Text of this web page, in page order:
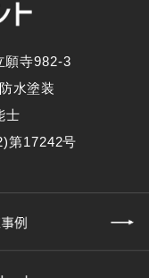
願寺982-3
水塗装
士
第17242号